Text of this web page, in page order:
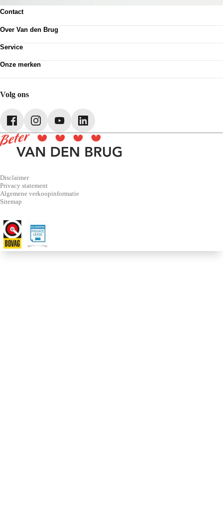
Contact
Vestigingen
Van den Brug account
Over Van den Brug
Over Van den Brug
Partnerships
Service
Pechhulp
Onze merken
SEAT
Volkswagen Bedrijfswagens
Volg ons
Disclaimer
Privacy statement
Algemene verkoopinformatie
Sitemap